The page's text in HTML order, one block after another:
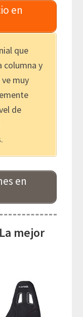
en
que
columna y
muy
de
en
mejor